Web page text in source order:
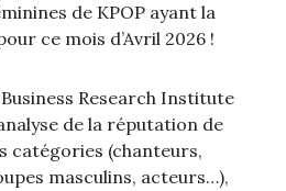
de KPOP ayant la
ce mois d’Avril 2026 !
Research Institute
de la réputation de
catégories (chanteurs,
masculins, acteurs…),